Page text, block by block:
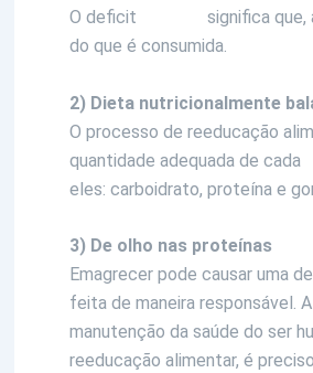
O deficit
significa que,
do que é consumida.
2) Dieta nutricionalmente
O processo de reeducação
quantidade adequada de cada
eles: carboidrato, proteína e
3) De olho nas proteínas
Emagrecer pode causar uma
feita de maneira responsável.
manutenção da saúde do ser
reeducação alimentar, é